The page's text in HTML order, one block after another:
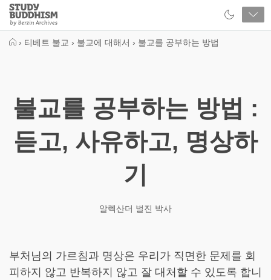
Close
Study
Buddhism
› 티베트 불교 › 불교에 대해서 › 불교를 공부하는 방법
불교를 공부하는 방법 :
듣고, 사유하고, 명상하
기
알렉산더 벌진 박사
부처님의 가르침과 명상은 우리가 직면한 문제를 회
피하지 않고 반복하지 않고 잘 대처할 수 있도록 합니